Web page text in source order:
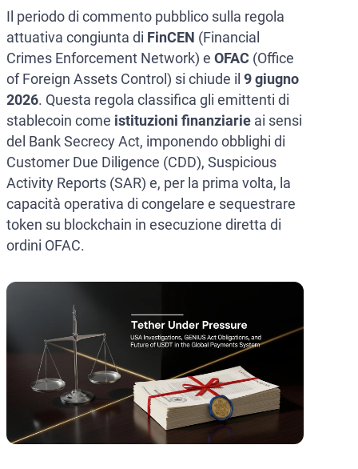
Il periodo di commento pubblico sulla regola
attuativa congiunta di FinCEN (Financial
Crimes Enforcement Network) e OFAC (Office
of Foreign Assets Control) si chiude il 9 giugno
2026. Questa regola classifica gli emittenti di
stablecoin come istituzioni finanziarie ai sensi
del Bank Secrecy Act, imponendo obblighi di
Customer Due Diligence (CDD), Suspicious
Activity Reports (SAR) e, per la prima volta, la
capacità operativa di congelare e sequestrare
token su blockchain in esecuzione diretta di
ordini OFAC.